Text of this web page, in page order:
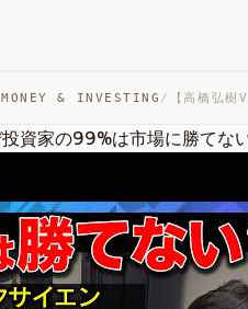
MONEY & INVESTING /
投資家の99%は市場に勝て